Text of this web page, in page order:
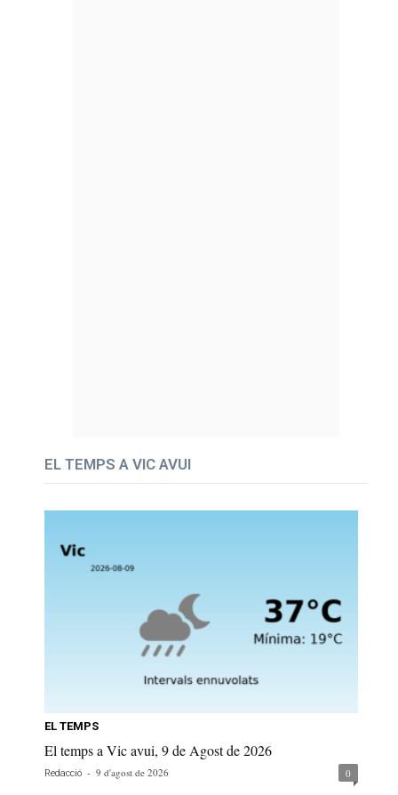
EL TEMPS A VIC AVUI
EL TEMPS
El temps a Vic avui, 9 de Agost de 2026
Redacció - 9 d'agost de 2026 0